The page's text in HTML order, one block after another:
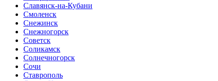
Славянск-на-Кубани
Смоленск
Снежинск
Снежногорск
Советск
Соликамск
Солнечногорск
Сочи
Ставрополь